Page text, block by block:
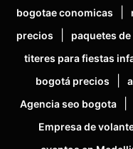
bogotae conomicas
precios
paquetes
titeres para fiestas
bogotá precios
Agencia seo bogota
Empresa de